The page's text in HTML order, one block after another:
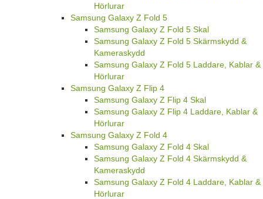
Hörlurar
Samsung Galaxy Z Fold 5
Samsung Galaxy Z Fold 5 Skal
Samsung Galaxy Z Fold 5 Skärmskydd &
Kameraskydd
Samsung Galaxy Z Fold 5 Laddare, Kablar &
Hörlurar
Samsung Galaxy Z Flip 4
Samsung Galaxy Z Flip 4 Skal
Samsung Galaxy Z Flip 4 Laddare, Kablar &
Hörlurar
Samsung Galaxy Z Fold 4
Samsung Galaxy Z Fold 4 Skal
Samsung Galaxy Z Fold 4 Skärmskydd &
Kameraskydd
Samsung Galaxy Z Fold 4 Laddare, Kablar &
Hörlurar